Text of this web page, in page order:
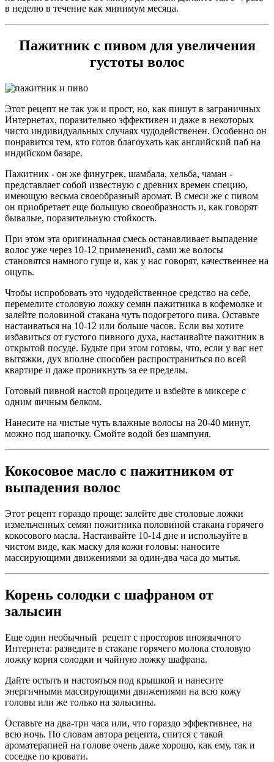
в неделю в течение как минимум месяца.
Пажитник с пивом для увеличения
густоты волос
Этот рецепт не так уж и прост, но, как пишут в заграничных
Интернетах, поразительно эффективен и даже в некоторых
чисто индивидуальных случаях чудодейственен. Особенно он
понравится тем, кто готов благоухать как английский паб на
индийском базаре.
Пажитник - он же финугрек, шамбала, хельба, чаман -
представляет собой известную с древних времен специю,
имеющую весьма своеобразный аромат. В смеси же с пивом
он приобретает еще большую своеобразность и, как говорят
бывалые, поразительную стойкость.
При этом эта оригинальная смесь останавливает выпадение
волос уже через 10-12 применений, сами же волосы
становятся намного гуще и, как у нас говорят, качественнее на
ощупь.
Чтобы испробовать это чудодейственное средство на себе,
перемелите столовую ложку семян пажитника в кофемолке и
залейте половиной стакана чуть подогретого пива. Оставьте
настаиваться на 10-12 или больше часов. Если вы хотите
избавиться от густого пивного духа, настаивайте пажитник в
открытой посуде. Будьте при этом готовы, что, если у вас нет
вытяжки, дух вполне способен распространиться по всей
квартире и даже проникнуть за ее пределы.
Готовый пивной настой процедите и взбейте в миксере с
одним яичным белком.
Нанесите на чистые чуть влажные волосы на 20-40 минут,
можно под шапочку. Смойте водой без шампуня.
Кокосовое масло с пажитником от
выпадения волос
Этот рецепт гораздо проще: залейте две столовые ложки
измельченных семян пожитника половиной стакана горячего
кокосового масла. Настаивайте 10-14 дне и используйте в
чистом виде, как маску для кожи головы: наносите
массирующими движениями за один-два часа до мытья.
Корень солодки с шафраном от
залысин
Еще один необычный рецепт с просторов иноязычного
Интернета: разведите в стакане горячего молока столовую
ложку корня солодки и чайную ложку шафрана.
Дайте остыть и настояться под крышкой и нанесите
энергичными массирующими движениями на всю кожу
головы или же только на залысины.
Оставьте на два-три часа или, что гораздо эффективнее, на
всю ночь. По словам автора рецепта, спится с такой
ароматерапией на голове очень даже хорошо, как ему, так и
соседке по кровати.